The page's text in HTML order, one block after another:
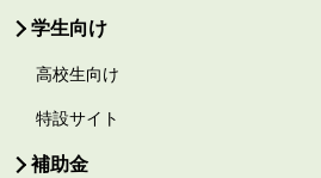
学生向け
高校生向け
特設サイト
補助金